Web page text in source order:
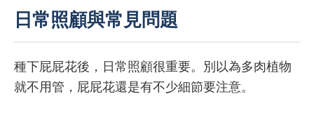
日常照顧與常見問題
種下屁屁花後，日常照顧很重要。別以為多肉植物
就不用管，屁屁花還是有不少細節要注意。